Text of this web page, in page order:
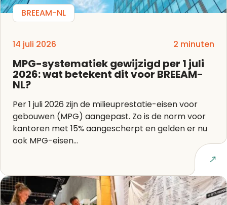
BREEAM-NL
14 juli 2026 2 minuten
MPG-systematiek gewijzigd per 1 juli
2026: wat betekent dit voor BREEAM-
NL?
Per 1 juli 2026 zijn de milieuprestatie-eisen voor
gebouwen (MPG) aangepast. Zo is de norm voor
kantoren met 15% aangescherpt en gelden er nu
ook MPG-eisen...
Lees artikel